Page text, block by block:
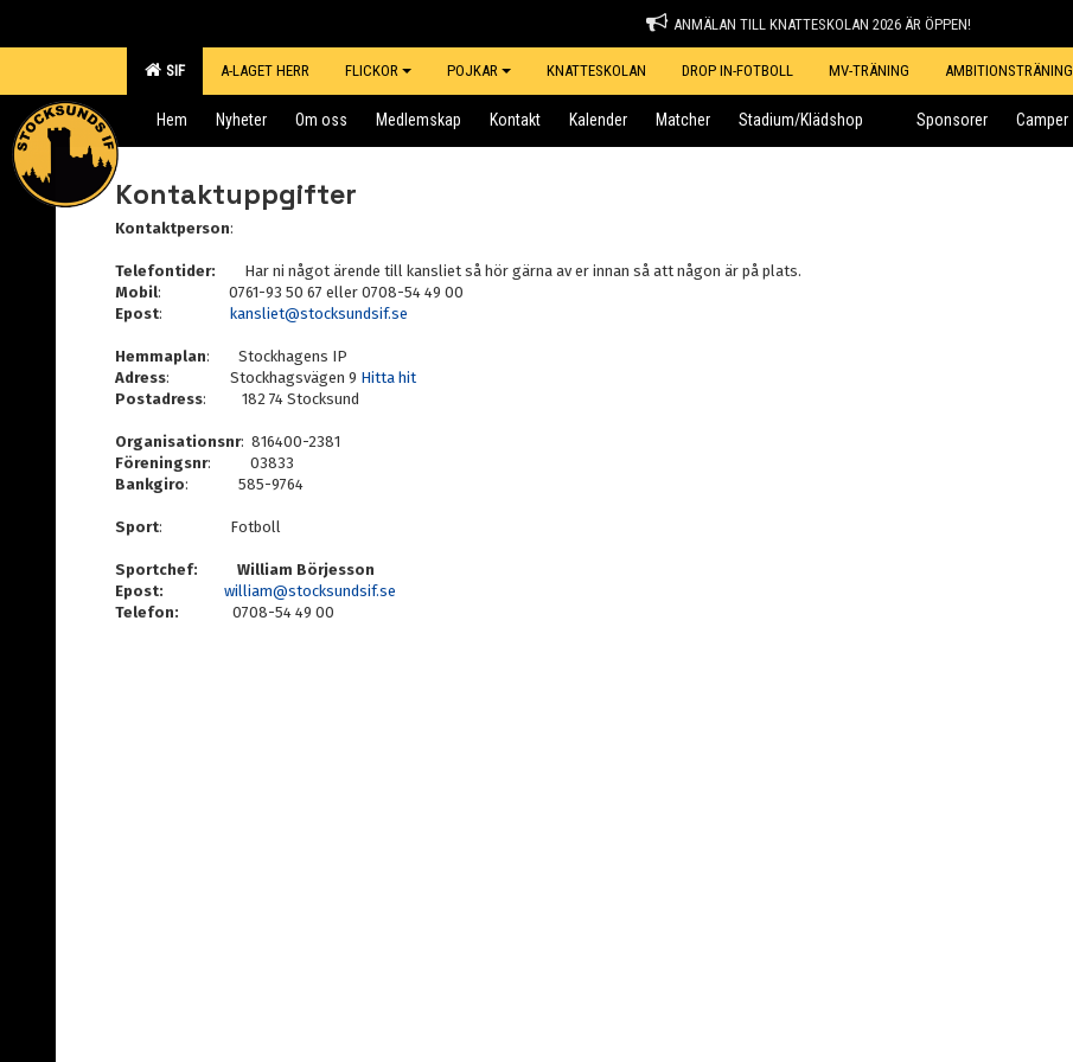
ANMÄLAN TILL KNATTESKOLAN 2026 ÄR ÖPPEN!
SIF A-LAGET HERR FLICKOR POJKAR KNATTESKOLAN DROP IN-FOTBOLL MV-TRÄNING AMBITIONSTRÄNING
Hem Nyheter Om oss Medlemskap Kontakt Kalender Matcher Stadium/Klädshop Sponsorer Camper
Kontaktuppgifter
Kontaktperson:
Telefontider: Har ni något ärende till kansliet så hör gärna av er innan så att någon är på plats.
Mobil: 0761-93 50 67 eller 0708-54 49 00
Epost: kansliet@stocksundsif.se
Hemmaplan: Stockhagens IP
Adress: Stockhagsvägen 9 Hitta hit
Postadress: 182 74 Stocksund
Organisationsnr: 816400-2381
Föreningsnr:
03833
Bankgiro: 585-9764
Sport: Fotboll
Sportchef: William Börjesson
Epost:
william@stocksundsif.se
Telefon: 0708-54 49 00